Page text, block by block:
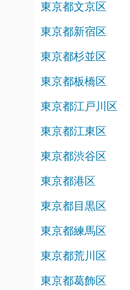
東京都文京区
東京都新宿区
東京都杉並区
東京都板橋区
東京都江戸川区
東京都江東区
東京都渋谷区
東京都港区
東京都目黒区
東京都練馬区
東京都荒川区
東京都葛飾区